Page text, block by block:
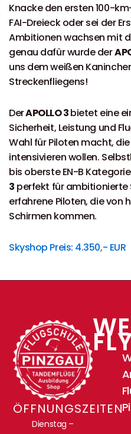
Knacke den ersten 100-
FAI-Dreieck oder sei der
Ambitionen wachsen mit
genau dafür wurde der
uns dem weißen
Streckenfliegens!
DerAPOLLO 3bietet eine
Sicherheit, Leistung und
Wahl für Piloten macht,
intensivieren wollen.
bis oberste EN-B
3 perfekt für
erfahrene Piloten, die von
Schirmen kommen.
Skyshop Preis: 4.350,- EUR
ÖFFNUNGSZEITEN
Dienstag –
WE